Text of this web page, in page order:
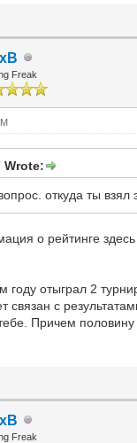
Freak
Wrote:
откуда ты взял
о рейтинге здесь
году отыграл 2
связан с
Причем
Freak